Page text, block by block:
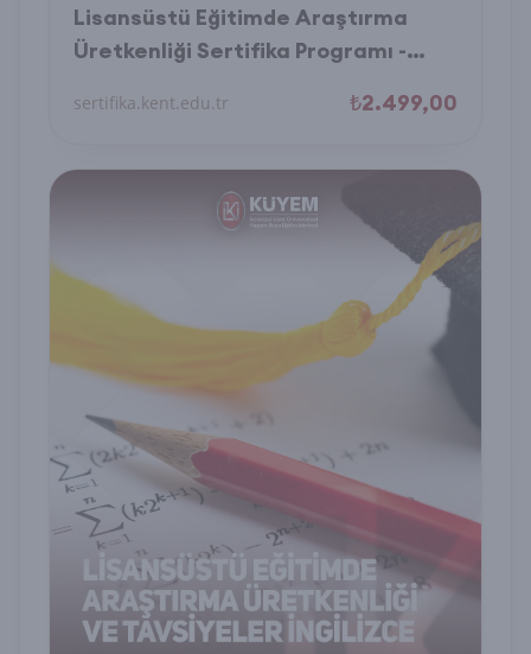
Lisansüstü Eğitimde Araştırma
Üretkenliği Sertifika Programı -
sertifika.kent.edu.tr ₺2.499,00